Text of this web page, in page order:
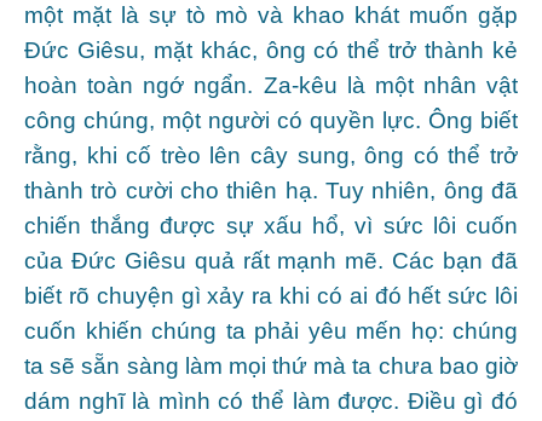
một mặt là sự tò mò và khao khát muốn gặp
Đức Giêsu, mặt khác, ông có thể trở thành kẻ
hoàn toàn ngớ ngẩn. Za-kêu là một nhân vật
công chúng, một người có quyền lực. Ông biết
rằng, khi cố trèo lên cây sung, ông có thể trở
thành trò cười cho thiên hạ. Tuy nhiên, ông đã
chiến thắng được sự xấu hổ, vì sức lôi cuốn
của Đức Giêsu quả rất mạnh mẽ. Các bạn đã
biết rõ chuyện gì xảy ra khi có ai đó hết sức lôi
cuốn khiến chúng ta phải yêu mến họ: chúng
ta sẽ sẵn sàng làm mọi thứ mà ta chưa bao giờ
dám nghĩ là mình có thể làm được. Điều gì đó